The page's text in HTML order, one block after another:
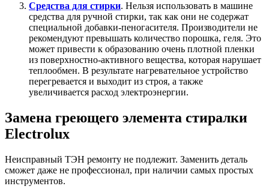
Средства для стирки. Нельзя использовать в машине
средства для ручной стирки, так как они не содержат
специальной добавки-пеногасителя. Производители не
рекомендуют превышать количество порошка, геля. Это
может привести к образованию очень плотной пленки
из поверхностно-активного вещества, которая нарушает
теплообмен. В результате нагревательное устройство
перегревается и выходит из строя, а также
увеличивается расход электроэнергии.
Замена греющего элемента стиралки
Electrolux
Неисправный ТЭН ремонту не подлежит. Заменить деталь
сможет даже не профессионал, при наличии самых простых
инструментов.